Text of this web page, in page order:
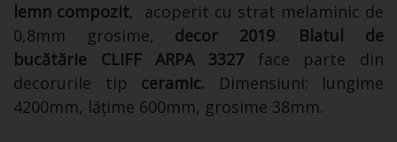
lemn compozit, acoperit cu strat melaminic de
0,8mm grosime, decor 2019. Blatul de
bucătărie CLIFF ARPA 3327 face parte din
decorurile tip ceramic.
Dimensiuni: lungime
4200mm, lățime 600mm, grosime 38mm.